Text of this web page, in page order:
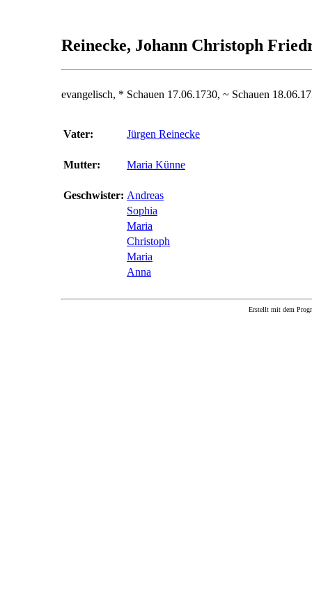
Reinecke, Johann Christoph
evangelisch, * Schauen 17.06.1730, ~ Schauen
Vater: Jürgen Reinecke
Mutter: Maria Künne
Geschwister: Andreas
Sophia
Maria
Christoph
Maria
Anna
Erstellt mit dem